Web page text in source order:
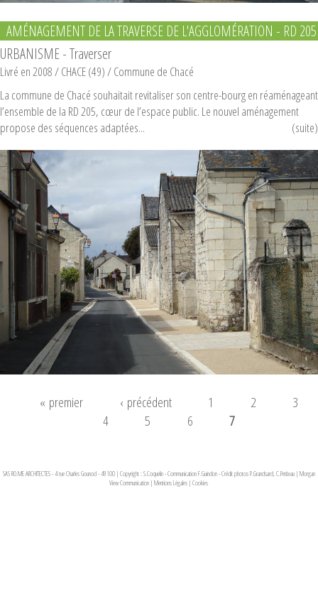
AMÉNAGEMENT DE LA TRAVERSE DE L'AGGLOMÉRATION - RD 205
URBANISME - Traverser
Livré en 2008/ CHACE (49) /Commune de Chacé
La commune de Chacé souhaitait revitaliser son centre-bourg en réaménageant
l’ensemble de la RD 205, cœur de l’espace public. Le nouvel aménagement
propose des séquences adaptées...
(suite)
« premier ‹ précédent 1 2
3
4
5 6 7
SAS RO.ME ARCHITECTES - 4 rue Charles Gounod - 49100 | Copyright : S.Coquelin - Communication F.Guindon - Crédit photos P.Grandsard, C.Petiteau | Morgan
View Communication |Mentions Légales |Cookies